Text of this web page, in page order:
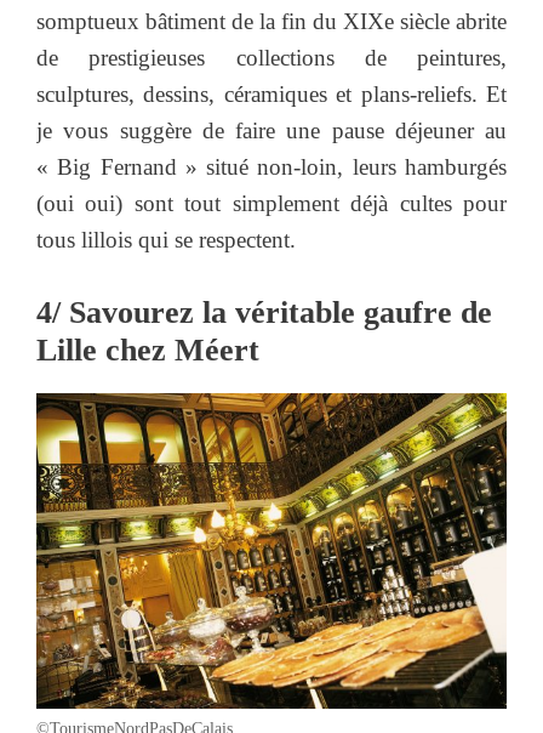
somptueux bâtiment de la fin du XIXe siècle abrite
de prestigieuses collections de peintures,
sculptures, dessins, céramiques et plans-reliefs. Et
je vous suggère de faire une pause déjeuner au
« Big Fernand » situé non-loin, leurs hamburgés
(oui oui) sont tout simplement déjà cultes pour
tous lillois qui se respectent.
4/ Savourez la véritable gaufre de
Lille chez Méert
©TourismeNordPasDeCalais